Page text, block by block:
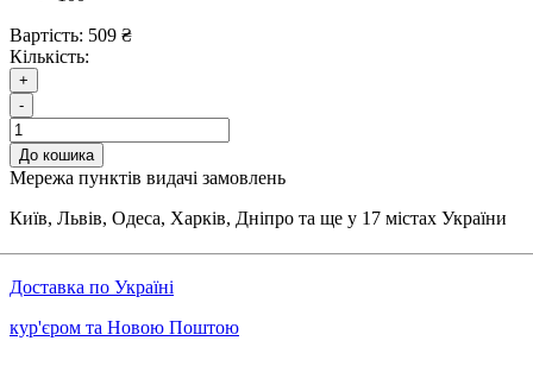
Вартість: 509 ₴
Кількість:
+
-
До кошика
Мережа пунктів видачі замовлень
Київ, Львів, Одеса, Харків, Дніпро та ще у 17 містах України
Доставка по Україні
кур'єром та Новою Поштою